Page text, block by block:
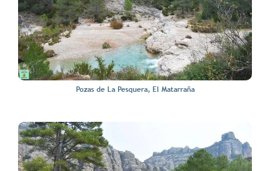
Pozas de La Pesquera, El Matarraña